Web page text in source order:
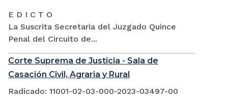
E D I C T O
La Suscrita Secretaria del Juzgado Quince
Penal del Circuito de...
Corte Suprema de Justicia - Sala de
Casación Civil, Agraria y Rural
Radicado: 11001-02-03-000-2023-03497-00